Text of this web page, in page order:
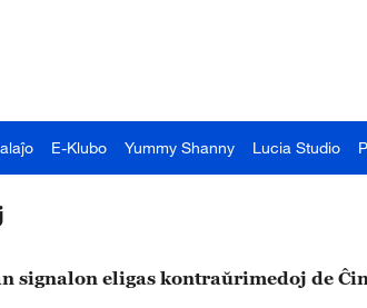
E-Klubo Yummy Shanny Lucia Studio
signalon eligas kontraŭrimedoj de